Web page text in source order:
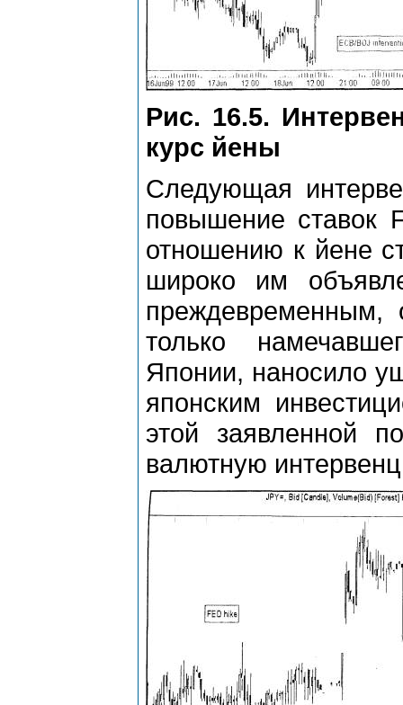
Рис. 16.5.
курс йены
Следующая
повышение ставок
отношению к йене
широко им
преждевременным,
только
Японии, наносило
японским
этой заявленной
валютную